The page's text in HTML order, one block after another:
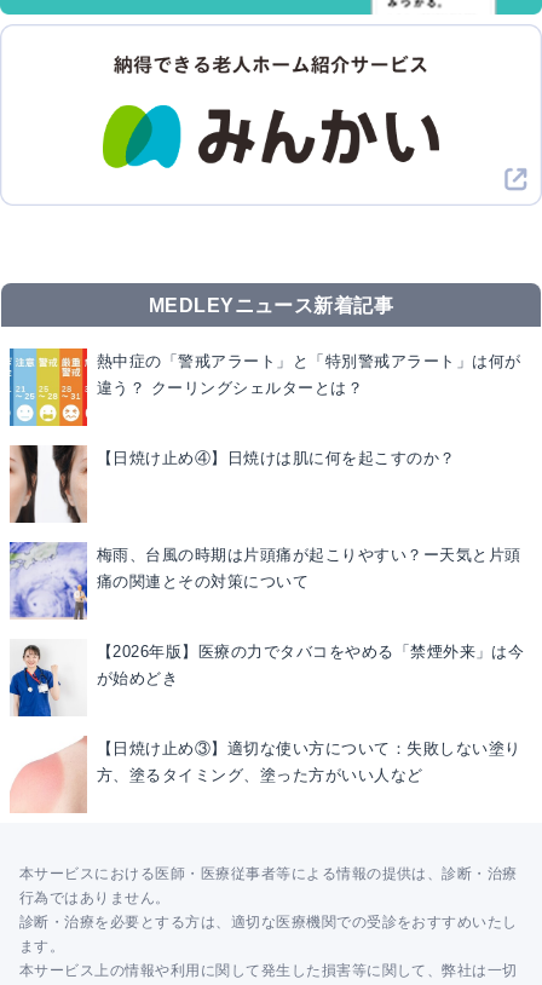
MEDLEYニュース新着記事
熱中症の「警戒アラート」と「特別警戒アラート」は何が
違う？ クーリングシェルターとは？
【日焼け止め④】日焼けは肌に何を起こすのか？
梅雨、台風の時期は片頭痛が起こりやすい？ー天気と片頭
痛の関連とその対策について
【2026年版】医療の力でタバコをやめる「禁煙外来」は今
が始めどき
【日焼け止め③】適切な使い方について：失敗しない塗り
方、塗るタイミング、塗った方がいい人など
本サービスにおける医師・医療従事者等による情報の提供は、診断・治療
行為ではありません。
診断・治療を必要とする方は、適切な医療機関での受診をおすすめいたし
ます。
本サービス上の情報や利用に関して発生した損害等に関して、弊社は一切